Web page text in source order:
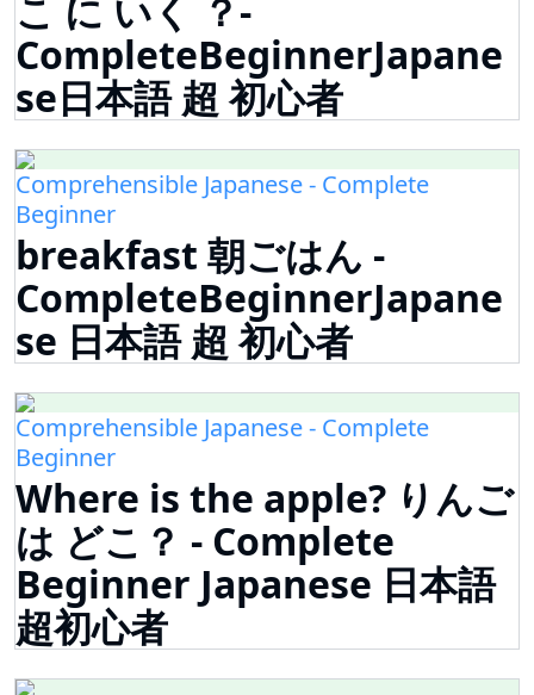
こ に いく ？-
CompleteBeginnerJapane
se日本語 超 初心者
Comprehensible Japanese - Complete
Beginner
breakfast 朝ごはん -
CompleteBeginnerJapane
se 日本語 超 初心者
Comprehensible Japanese - Complete
Beginner
Where is the apple? りんご
は どこ？ - Complete
Beginner Japanese 日本語
超初心者